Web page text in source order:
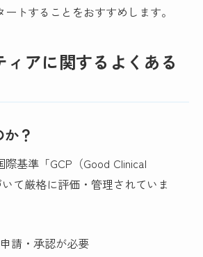
トすることをおすすめします。
ィアに関するよくある
？
基準「GCP（Good Clinical
て厳格に評価・管理されていま
請・承認が必要